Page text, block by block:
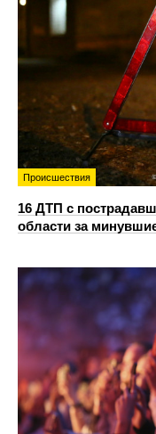
Происшествия
16 ДТП с
области за